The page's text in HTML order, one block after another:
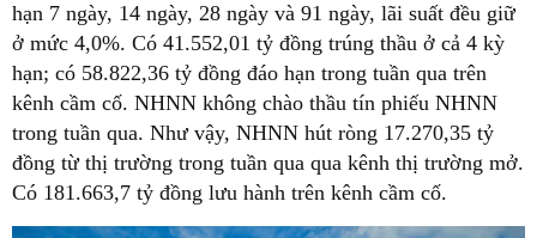
hạn 7 ngày, 14 ngày, 28 ngày và 91 ngày, lãi suất đều giữ
ở mức 4,0%. Có 41.552,01 tỷ đồng trúng thầu ở cả 4 kỳ
hạn; có 58.822,36 tỷ đồng đáo hạn trong tuần qua trên
kênh cầm cố. NHNN không chào thầu tín phiếu NHNN
trong tuần qua. Như vậy, NHNN hút ròng 17.270,35 tỷ
đồng từ thị trường trong tuần qua qua kênh thị trường mở.
Có 181.663,7 tỷ đồng lưu hành trên kênh cầm cố.